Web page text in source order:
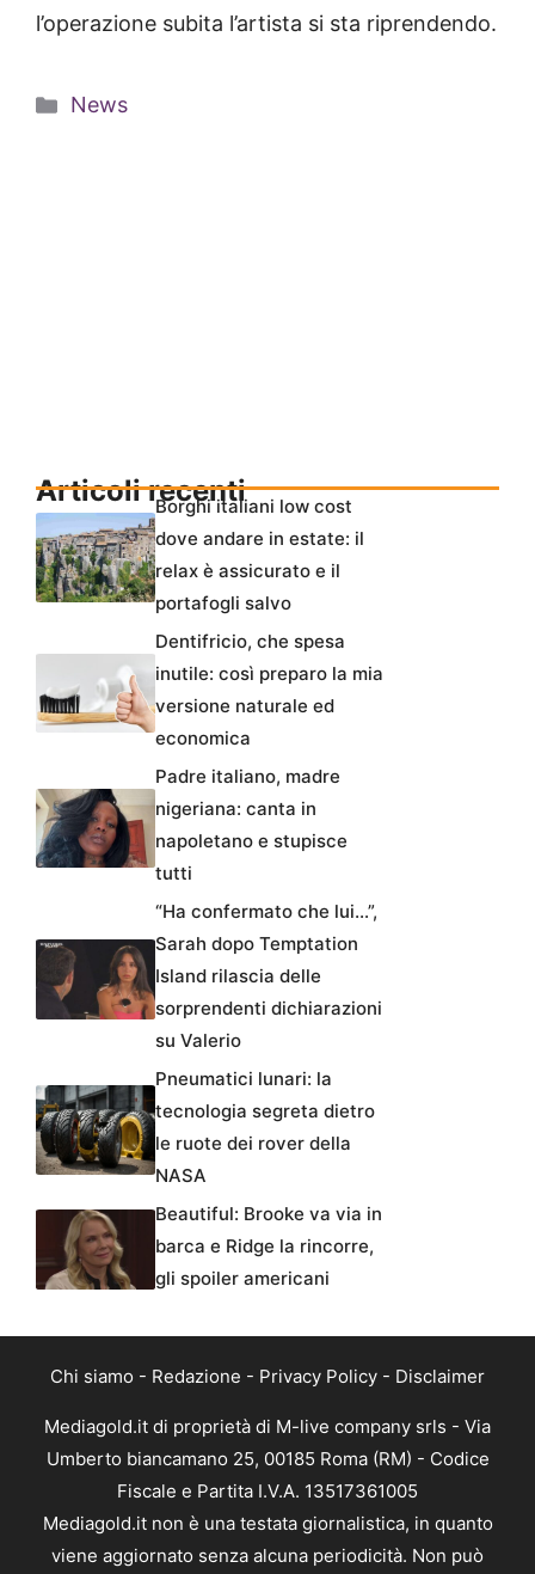
l’operazione subita l’artista si sta riprendendo.
Categorie
News
Articoli recentiBorghi italiani low cost
dove andare in estate: il
relax è assicurato e il
portafogli salvo
Dentifricio, che spesa
inutile: così preparo la mia
versione naturale ed
economica
Padre italiano, madre
nigeriana: canta in
napoletano e stupisce
tutti
“Ha confermato che lui…”,
Sarah dopo Temptation
Island rilascia delle
sorprendenti dichiarazioni
su Valerio
Pneumatici lunari: la
tecnologia segreta dietro
le ruote dei rover della
NASA
Beautiful: Brooke va via in
barca e Ridge la rincorre,
gli spoiler americani
Chi siamo - Redazione - Privacy Policy - Disclaimer
Mediagold.it di proprietà di M-live company srls - Via
Umberto biancamano 25, 00185 Roma (RM) - Codice
Fiscale e Partita I.V.A. 13517361005
Mediagold.it non è una testata giornalistica, in quanto
viene aggiornato senza alcuna periodicità. Non può